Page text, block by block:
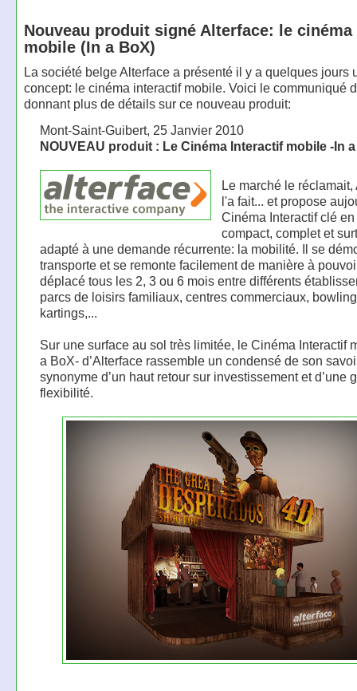
Nouveau produit signé Alterface: le
mobile (In a BoX)
La société belge Alterface a présenté il y a quelques jours
concept: le cinéma interactif mobile. Voici le communiqué
donnant plus de détails sur ce nouveau produit:
Mont-Saint-Guibert, 25 Janvier 2010
NOUVEAU produit : Le Cinéma Interactif mobile -In
Le marché le réclamait,
l'a fait... et propose
Cinéma Interactif clé
compact, complet et
adapté à une demande récurrente: la mobilité. Il se
transporte et se remonte facilement de manière à
déplacé tous les 2, 3 ou 6 mois entre différents
parcs de loisirs familiaux, centres commerciaux,
kartings,...
Sur une surface au sol très limitée, le Cinéma Interactif
a BoX- d’Alterface rassemble un condensé de son
synonyme d’un haut retour sur investissement et d’une
flexibilité.